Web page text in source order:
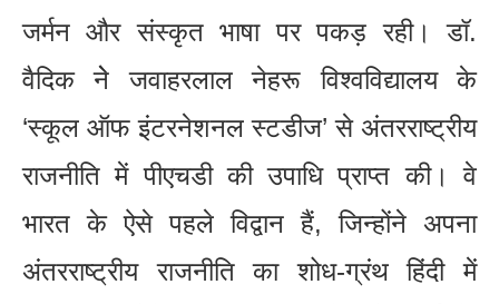
जर्मन और संस्कृत भाषा पर पकड़ रही। डॉ.
वैदिक नेे जवाहरलाल नेहरू विश्वविद्यालय के
‘स्कूल ऑफ इंटरनेशनल स्टडीज’ से अंतरराष्ट्रीय
राजनीति में पीएचडी की उपाधि प्राप्त की। वे
भारत के ऐसे पहले विद्वान हैं, जिन्होंने अपना
अंतरराष्ट्रीय राजनीति का शोध-ग्रंथ हिंदी में